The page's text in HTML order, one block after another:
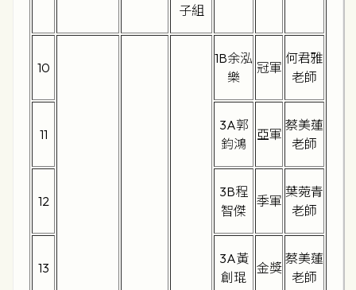
子組
10
1B余泓
樂
冠軍
何君雅
老師
11
3A郭
鈞鴻
亞軍
蔡美蓮
老師
12
3B程
智傑
季軍
葉菀青
老師
13
3A黃
創琨
金獎
蔡美蓮
老師